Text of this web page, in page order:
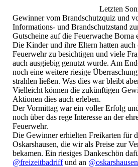
Letzten
Gewinner vom Brandschutzquiz und
Informations- und Brandschutzstand
Gutscheine auf die Feuerwache Borna
Die Kinder und ihre Eltern hatten
Feuerwehr zu besichtigen und viele
auch ausgiebig genutzt wurde. Am
noch eine weitere riesige
strahlen ließen. Was dies war bleibt
Vielleicht können die zukünftigen
Aktionen dies auch erleben.
Der Vormittag war ein voller Erfolg
noch über das rege Interesse an der
Feuerwehr.
Die Gewinner erhielten Freikarten für
Oskarshausen, die wir als Preise zur
bekamen. Ein riesiges Dankeschön
@freizeitbadriffund an @oskarshausen